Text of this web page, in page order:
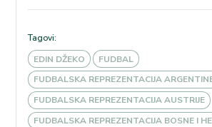
Tagovi:
EDIN DŽEKO
FUDBAL
FUDBALSKA REPREZENTACIJA
FUDBALSKA REPREZENTACIJA AUSTRIJE
FUDBALSKA REPREZENTACIJA BOSNE I